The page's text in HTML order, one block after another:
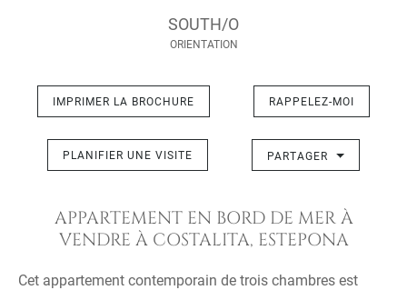
SOUTH/O
ORIENTATION
IMPRIMER LA BROCHURE RAPPELEZ-MOI
PLANIFIER UNE VISITE PARTAGER
APPARTEMENT EN BORD DE MER À
VENDRE À COSTALITA, ESTEPONA
Cet appartement contemporain de trois chambres est